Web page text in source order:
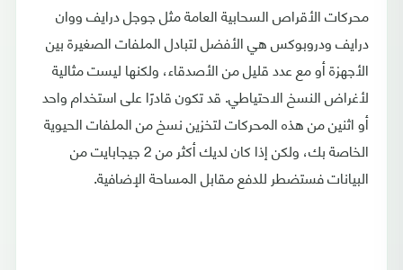
محركات الأقراص السحابية العامة مثل جوجل درايف ووان
درايف ودروبوكس هي الأفضل لتبادل الملفات الصغيرة بين
الأجهزة أو مع عدد قليل من الأصدقاء، ولكنها ليست مثالية
لأغراض النسخ الاحتياطي. قد تكون قادرًا على استخدام واحد
أو اثنين من هذه المحركات لتخزين نسخ من الملفات الحيوية
الخاصة بك، ولكن إذا كان لديك أكثر من 2 جيجابايت من
البيانات فستضطر للدفع مقابل المساحة الإضافية.